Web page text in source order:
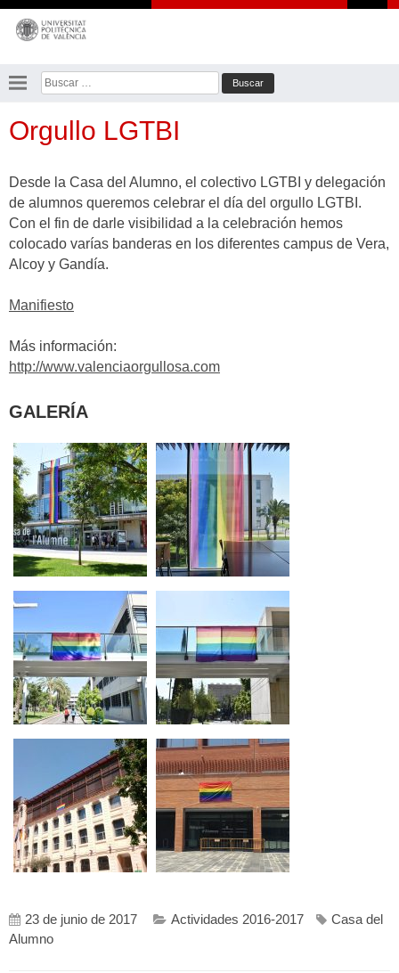
Saltar
contenido
Buscar:
Orgullo LGTBI
Desde la Casa del Alumno, el colectivo LGTBI y delegación
de alumnos queremos celebrar el día del orgullo LGTBI.
Con el fin de darle visibilidad a la celebración hemos
colocado varías banderas en los diferentes campus de Vera,
Alcoy y Gandía.
Manifiesto
Más información:
http://www.valenciaorgullosa.com
GALERÍA
23 de junio de 2017 Actividades 2016-2017
Casa del
Alumno